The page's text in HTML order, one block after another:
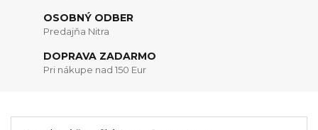
OSOBNÝ ODBER
Predajňa Nitra
DOPRAVA ZADARMO
Pri nákupe nad 150 Eur